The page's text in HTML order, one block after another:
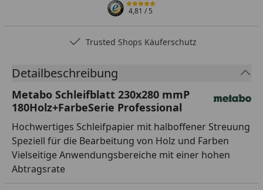
4,81/ 5
Trusted Shops Käuferschutz
Detailbeschreibung
Metabo Schleifblatt 230x280 mmP
180Holz+FarbeSerie Professional
Hochwertiges Schleifpapier mit halboffener Streuung
Speziell für die Bearbeitung von Holz und Farben
Vielseitige Anwendungsbereiche mit einer hohen
Abtragsrate